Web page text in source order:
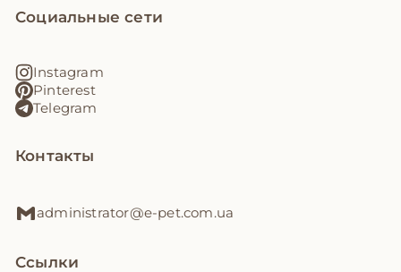
Социальные сети
Instagram
Pinterest
Telegram
Контакты
administrator@e-pet.com.ua
Ссылки